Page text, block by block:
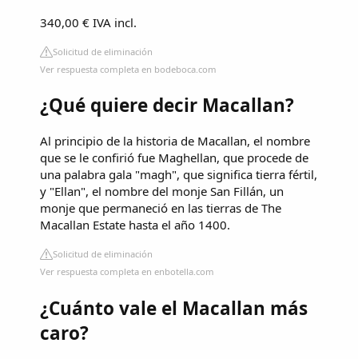
340,00 € IVA incl.
Solicitud de eliminación
Ver respuesta completa en bodeboca.com
¿Qué quiere decir Macallan?
Al principio de la historia de Macallan, el nombre
que se le confirió fue Maghellan, que procede de
una palabra gala "magh", que significa tierra fértil,
y "Ellan", el nombre del monje San Fillán, un
monje que permaneció en las tierras de The
Macallan Estate hasta el año 1400.
Solicitud de eliminación
Ver respuesta completa en enbotella.com
¿Cuánto vale el Macallan más
caro?